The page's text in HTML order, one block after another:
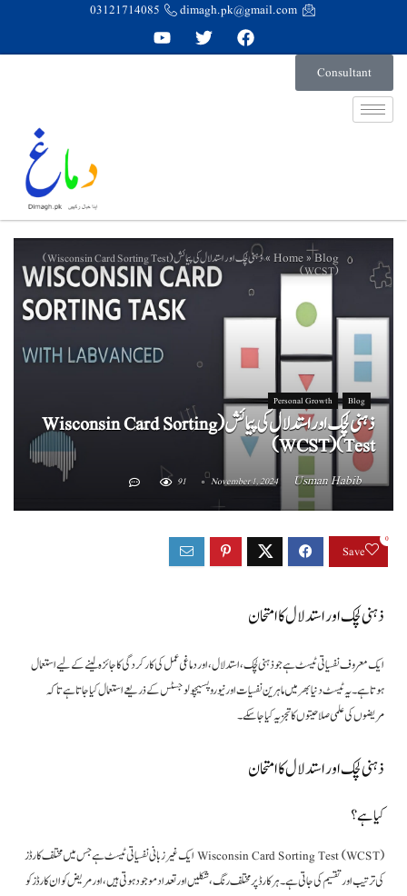
dimagh.pk@gmail.com
03121714085
Consultant
Home»Blog
» ذہنی لچک اور استدلال کی پیمائش (Wisconsin Card Sorting Test)
(WCST)
Blog
Personal Growth
ذہنی لچک اور استدلال کی پیمائش (Wisconsin Card Sorting
Test) (WCST)
Usman Habib
November 1, 2024
91
Save
0
ذہنی لچک اور استدلال کا امتحان
ایک معروف نفسیاتی ٹیسٹ ہے جو ذہنی لچک، استدلال، اور دماغی عمل کی کارکردگی کا جائزہ لینے کے لیے استعمال
ہوتا ہے۔ یہ ٹیسٹ دنیا بھر میں ماہرین نفسیات اور نیوروپسیچولوجسٹس کے ذریعے استعمال کیا جاتا ہے تاکہ
مریضوں کی علمی صلاحیتوں کا تجزیہ کیا جا سکے۔
ذہنی لچک اور استدلال کا امتحان
کیا ہے؟
Wisconsin Card Sorting Test (WCST) ایک غیر زبانی نفسیاتی ٹیسٹ ہے جس میں مختلف کارڈز
کی ترتیب اور تقسیم کی جاتی ہے۔ ہر کارڈ پر مختلف رنگ، شکلیں اور تعداد موجود ہوتی ہیں، اور مریض کو ان کارڈز کو